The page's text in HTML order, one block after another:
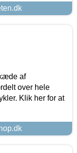
af
over hele
Klik her for at